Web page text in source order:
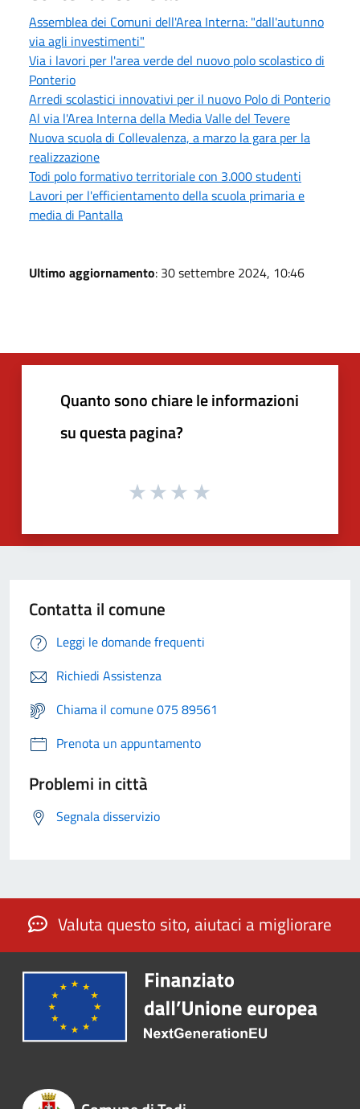
Assemblea dei Comuni dell'Area Interna: "dall'autunno
via agli investimenti"
Via i lavori per l'area verde del nuovo polo scolastico di
Ponterio
Arredi scolastici innovativi per il nuovo Polo di Ponterio
Al via l'Area Interna della Media Valle del Tevere
Nuova scuola di Collevalenza, a marzo la gara per la
realizzazione
Todi polo formativo territoriale con 3.000 studenti
Lavori per l'efficientamento della scuola primaria e
media di Pantalla
Ultimo aggiornamento: 30 settembre 2024, 10:46
Quanto sono chiare le informazioni
su questa pagina?
Contatta il comune
Leggi le domande frequenti
Richiedi Assistenza
Chiama il comune 075 89561
Prenota un appuntamento
Problemi in città
Segnala disservizio
Valuta questo sito, aiutaci a migliorare